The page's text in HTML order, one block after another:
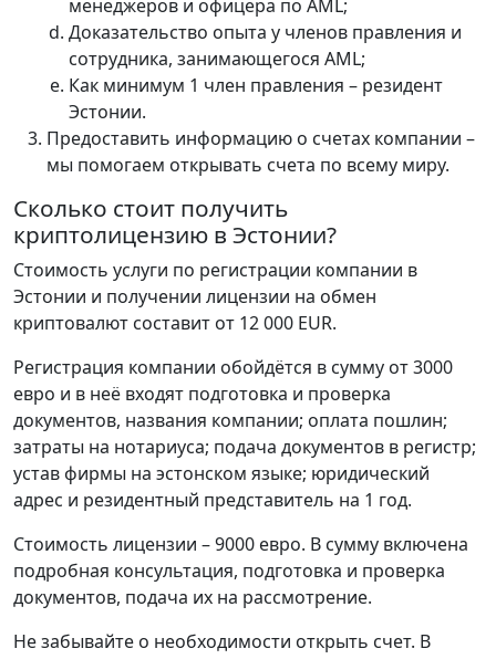
менеджеров и офицера по AML;
Доказательство опыта у членов правления и
сотрудника, занимающегося AML;
Как минимум 1 член правления – резидент
Эстонии.
Предоставить информацию о счетах компании –
мы помогаем открывать счета по всему миру.
Сколько стоит получить
криптолицензию в Эстонии?
Стоимость услуги по регистрации компании в
Эстонии и получении лицензии на обмен
криптовалют составит от 12 000 EUR.
Регистрация компании обойдётся в сумму от 3000
евро и в неё входят подготовка и проверка
документов, названия компании; оплата пошлин;
затраты на нотариуса; подача документов в регистр;
устав фирмы на эстонском языке; юридический
адрес и резидентный представитель на 1 год.
Стоимость лицензии – 9000 евро. В сумму включена
подробная консультация, подготовка и проверка
документов, подача их на рассмотрение.
Не забывайте о необходимости открыть счет. В